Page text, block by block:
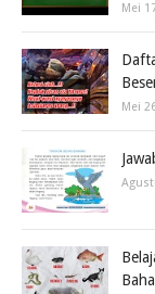
Mei
Mei